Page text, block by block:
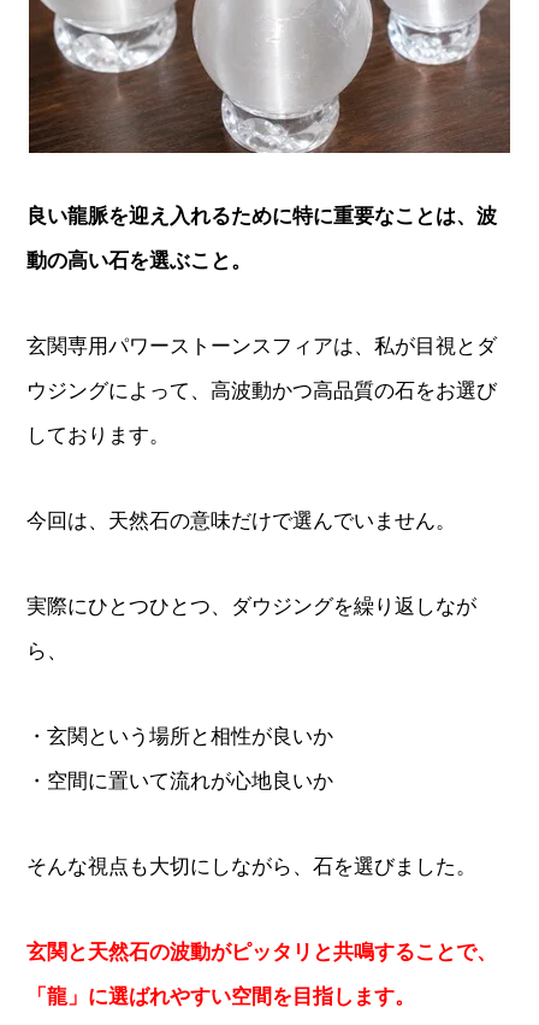
良い龍脈を迎え入れるために特に重要なことは、波
動の高い石を選ぶこと。
玄関専用パワーストーンスフィアは、私が目視とダ
ウジングによって、高波動かつ高品質の石をお選び
しております。
今回は、天然石の意味だけで選んでいません。
実際にひとつひとつ、ダウジングを繰り返しなが
ら、
・玄関という場所と相性が良いか
・空間に置いて流れが心地良いか
そんな視点も大切にしながら、石を選びました。
玄関と天然石の波動がピッタリと共鳴することで、
「龍」に選ばれやすい空間を目指します。